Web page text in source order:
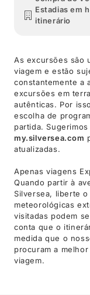
Estadias em
itinerário
As excursões são
viagem e estão
constantemente a
excursões em
autênticas. Por
escolha de
partida.
my.silversea.com
atualizadas.
Apenas viagens
Quando partir à
Silversea, liberte
meteorológicas
visitadas podem
conta que o
medida que o
procuram a
viagem.